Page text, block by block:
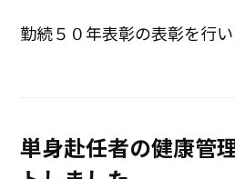
勤続５０年表彰の表彰を行い
単身赴任者の健康管